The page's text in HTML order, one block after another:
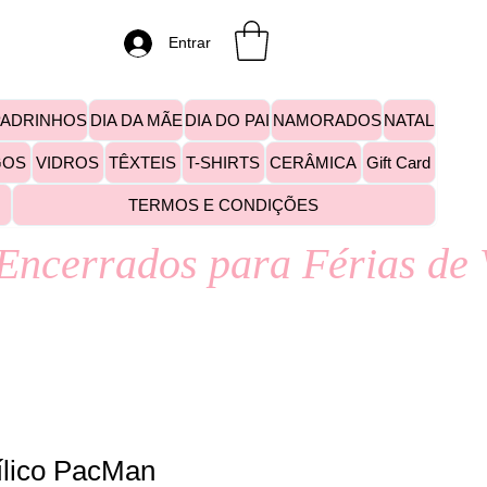
Entrar
PacMan
DIA DA MÃE DIA DO PAI NAMORADOSNATAL
VIDROS TÊXTEIS T-SHIRTS CERÂMICA Gift Card
TERMOS E CONDIÇÕES